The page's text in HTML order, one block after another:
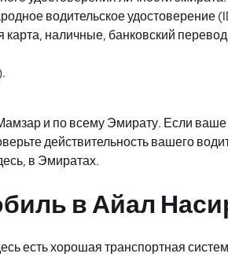
водительское удостоверение
наличные, банковский
и по всему Эмирату. Если ваше
действительность вашего
в Эмиратах.
в Айал
есть хорошая транспортная